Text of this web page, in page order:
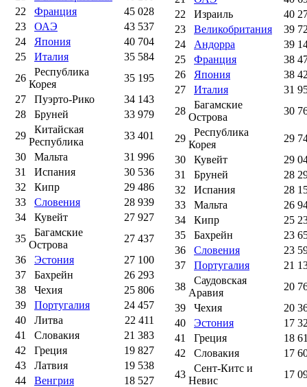
22
Франция
45 028
23
ОАЭ
43 537
24
Япония
40 704
25
Италия
35 584
26
Республика
Корея
35 195
27
Пуэрто-Рико
34 143
28
Бруней
33 979
29
Китайская
Республика
33 401
30
Мальта
31 996
31
Испания
30 536
32
Кипр
29 486
33
Словения
28 939
34
Кувейт
27 927
35
Багамские
Острова
27 437
36
Эстония
27 100
37
Бахрейн
26 293
38
Чехия
25 806
39
Португалия
24 457
40
Литва
22 411
41
Словакия
21 383
42
Греция
19 827
43
Латвия
19 538
44
Венгрия
18 527
22
Израиль
40
23
Великобритания
39
24
Андорра
39
25
Франция
38
26
Япония
38
27
Италия
31
28
Багамские
Острова
30
29
Республика
Корея
29
30
Кувейт
29
31
Бруней
28
32
Испания
28
33
Мальта
26
34
Кипр
25
35
Бахрейн
23
36
Словения
23
37
Португалия
21
38
Саудовская
Аравия
20
39
Чехия
20
40
Эстония
17
41
Греция
18
42
Словакия
17
43
Сент-Китс и
Невис
17